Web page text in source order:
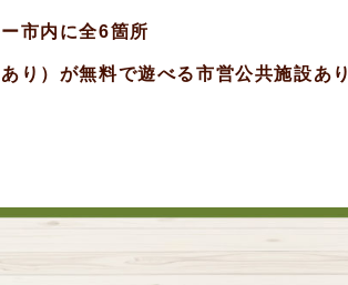
市内に全6箇所
り）が無料で遊べる市営公共施設あり